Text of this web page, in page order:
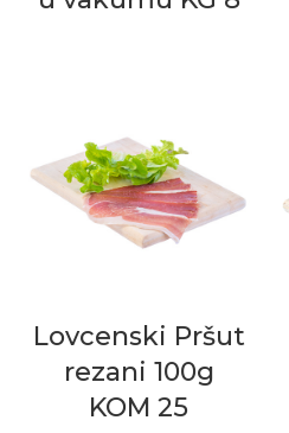
Lovcenski Pršut
rezani 100g
KOM 25